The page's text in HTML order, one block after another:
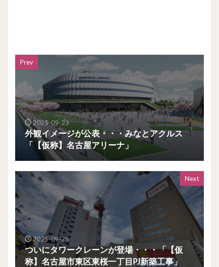
Prev
2025-09-23
外観イメージが公表・・・みなとアクルス
「【仮称】名古屋アリーナ」
Next
2025-09-25
ついにタワークレーンが登場・・・「【仮
称】名古屋市東区東桜一丁目PJ新築工事」